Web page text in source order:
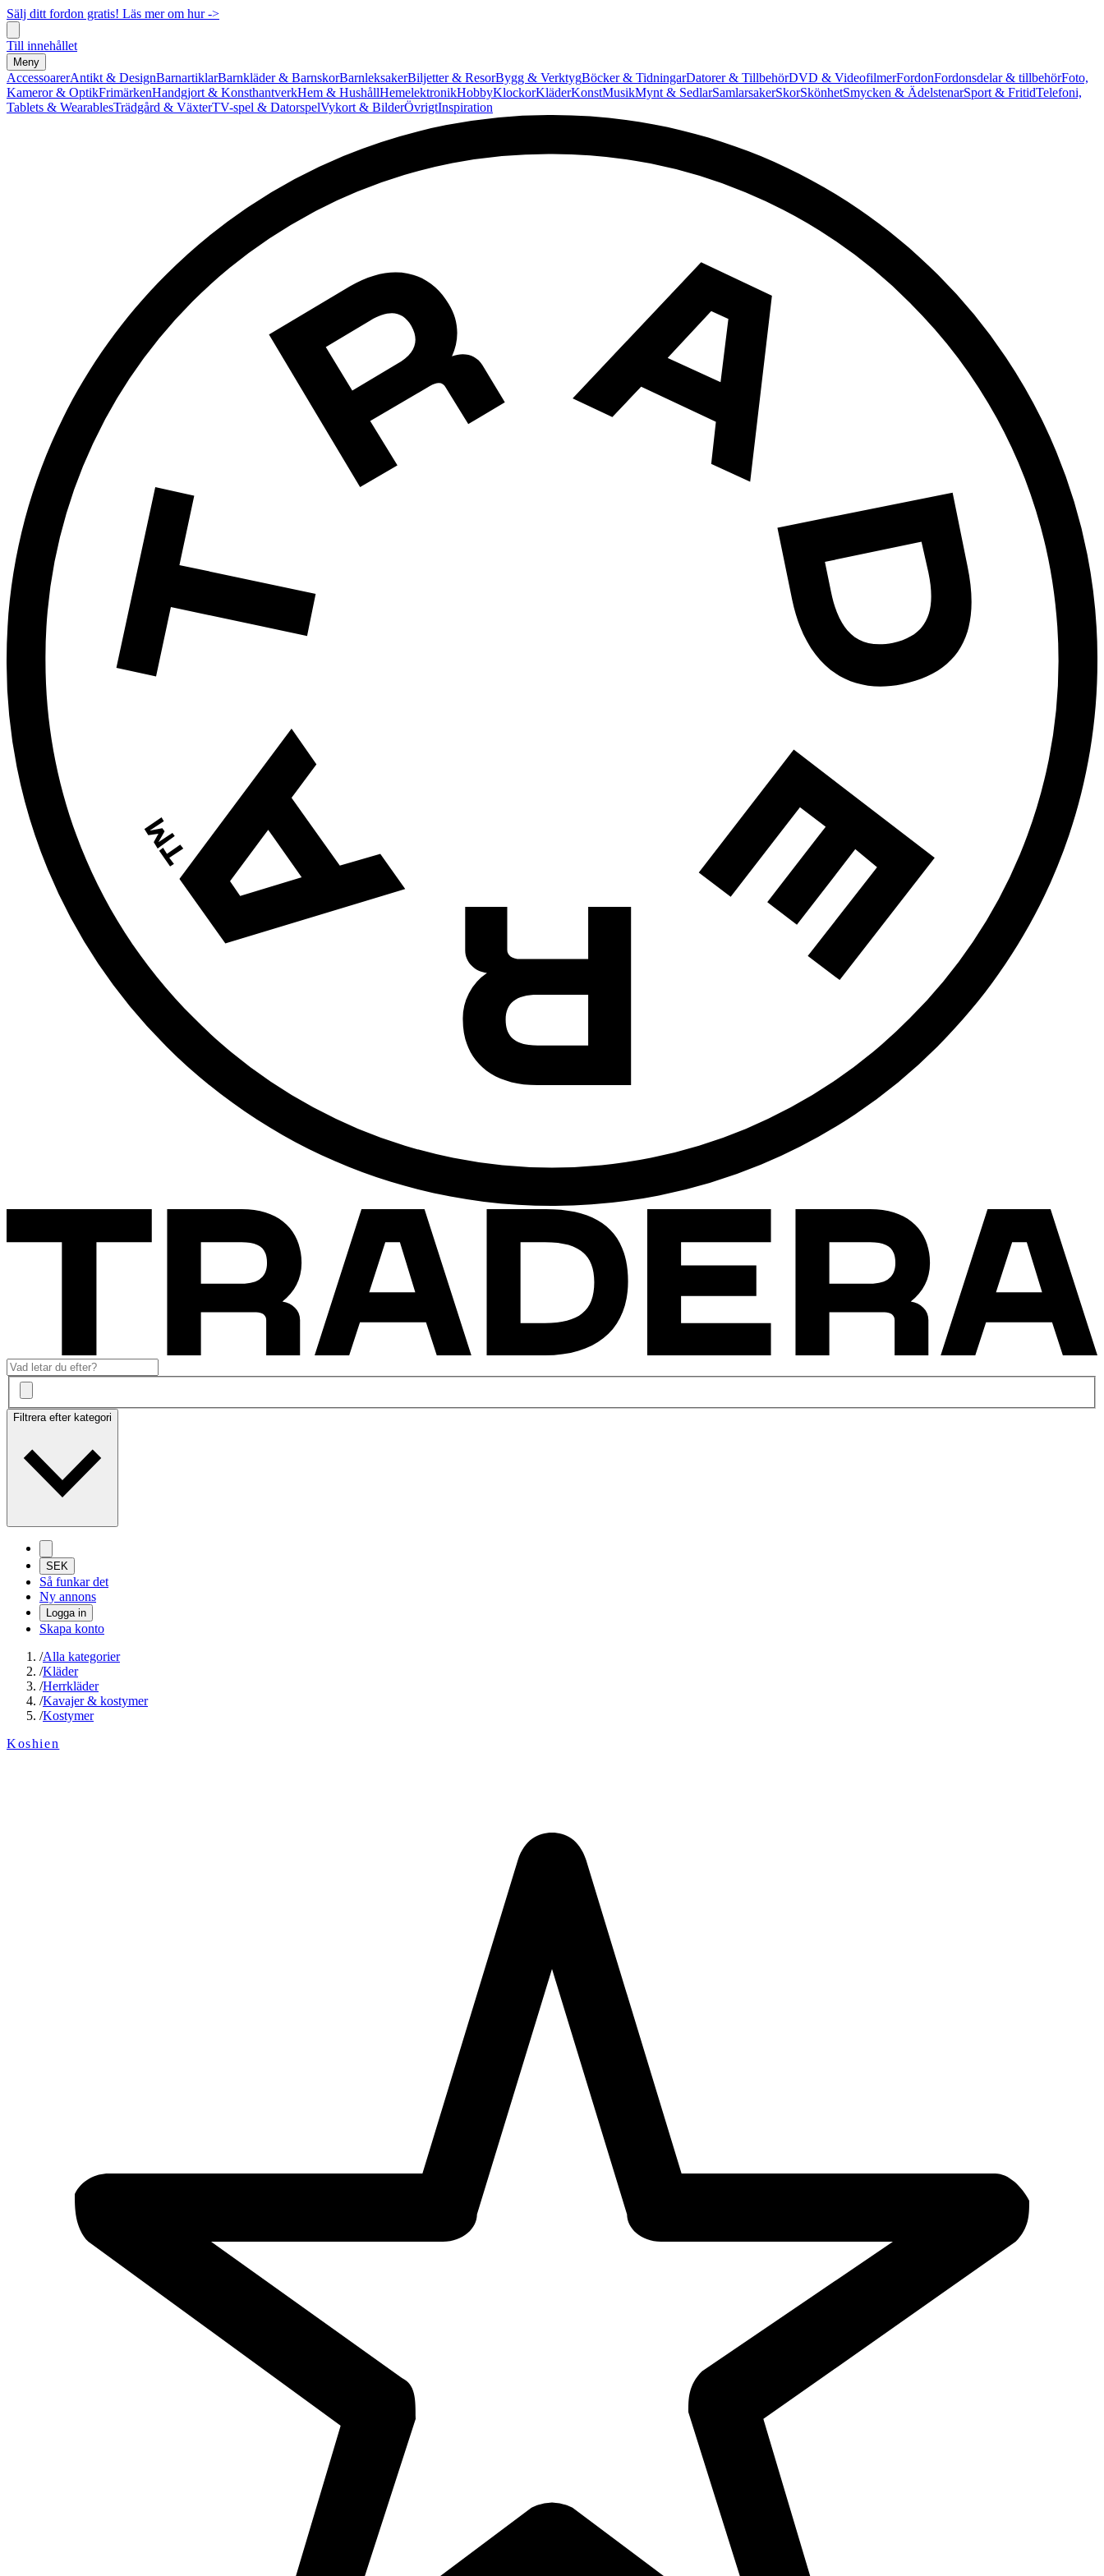
Sälj ditt fordon gratis! Läs mer om hur ->
Till innehållet
Meny
AccessoarerAntikt & DesignBarnartiklarBarnkläder & BarnskorBarnleksakerBiljetter & ResorBygg & VerktygBöcker & TidningarDatorer & TillbehörDVD & VideofilmerFordonFordonsdelar & tillbehörFoto,
Kameror & OptikFrimärkenHandgjort & KonsthantverkHem & HushållHemelektronikHobbyKlockorKläderKonstMusikMynt & SedlarSamlarsakerSkorSkönhetSmycken & ÄdelstenarSport & FritidTelefoni,
Tablets & WearablesTrädgård & VäxterTV-spel & DatorspelVykort & BilderÖvrigtInspiration
Filtrera efter kategori
SEK
Så funkar det
Ny annons
Logga in
Skapa konto
/Alla kategorier
/Kläder
/Herrkläder
/Kavajer & kostymer
/Kostymer
Koshien